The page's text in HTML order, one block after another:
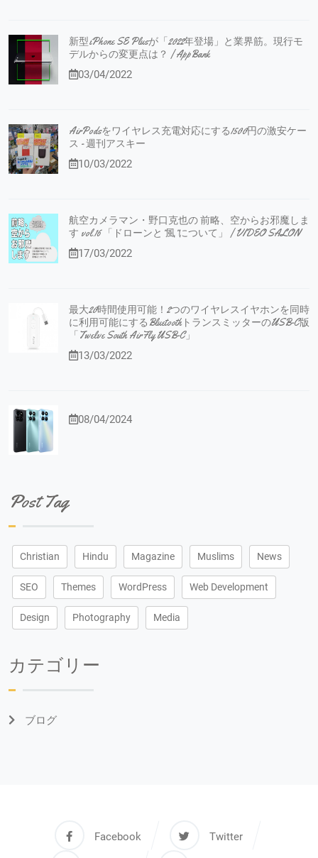
新型iPhone SE Plusが「2022年登場」と業界筋。現行モ
デルからの変更点は？ | AppBank
03/04/2022
AirPodsをワイヤレス充電対応にする1500円の激安ケー
ス - 週刊アスキー
10/03/2022
航空カメラマン・野口克也の 前略、空からお邪魔しま
す vol.16 「ドローンと”風”について」 | VIDEO SALON
17/03/2022
最大20時間使用可能！2つのワイヤレスイヤホンを同時
に利用可能にするBluetoothトランスミッターのUSB-C版
「Twelve South AirFly USB-C」
13/03/2022
08/04/2024
Post Tag
Christian Hindu Magazine Muslims News
SEO Themes WordPress Web Development
Design Photography Media
カテゴリー
ブログ
Facebook Twitter